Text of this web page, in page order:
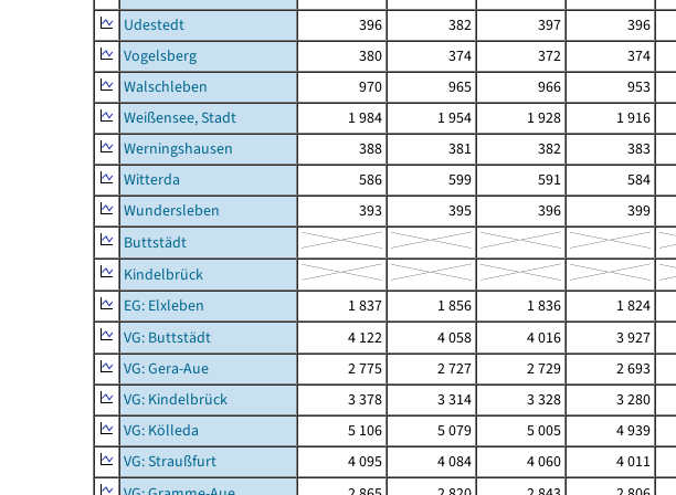
Udestedt
396 382 397 396
Vogelsberg
380 374 372 374
Walschleben
970 965 966 953
Weißensee, Stadt
1 984 1 954 1 928 1 916
Werningshausen
388 381 382 383
Witterda
586 599 591 584
Wundersleben
393 395 396 399
Buttstädt
Kindelbrück
EG: Elxleben
1 837 1 856 1 836 1 824
VG: Buttstädt
4 122 4 058 4 016 3 927
VG: Gera-Aue
2 775 2 727 2 729 2 693
VG: Kindelbrück
3 378 3 314 3 328 3 280
VG: Kölleda
5 106 5 079 5 005 4 939
VG: Straußfurt
4 095 4 084 4 060 4 011